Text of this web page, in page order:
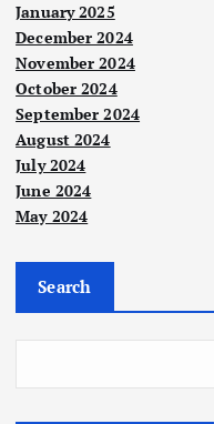
January 2025
December 2024
November 2024
October 2024
September 2024
August 2024
July 2024
June 2024
May 2024
Search
Nasi
KLF
pelu
ang
ai